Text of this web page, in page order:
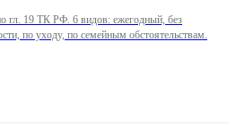
гл. 19 ТК РФ. 6 видов: ежегодный, без
по уходу, по семейным обстоятельствам.